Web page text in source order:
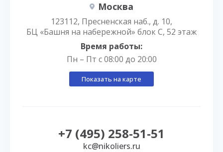
Москва
123112, Пресненская наб., д. 10,
БЦ «Башня на набережной» блок С, 52 этаж
Время работы:
Пн – Пт с 08:00 до 20:00
Показать на карте
+7 (495) 258-51-51
kc@nikoliers.ru